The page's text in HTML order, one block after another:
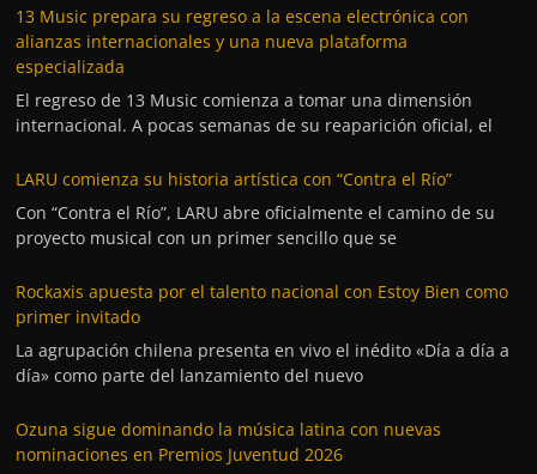
13 Music prepara su regreso a la escena electrónica con
alianzas internacionales y una nueva plataforma
especializada
El regreso de 13 Music comienza a tomar una dimensión
internacional. A pocas semanas de su reaparición oficial, el
LARU comienza su historia artística con “Contra el Río”
Con “Contra el Río”, LARU abre oficialmente el camino de su
proyecto musical con un primer sencillo que se
Rockaxis apuesta por el talento nacional con Estoy Bien como
primer invitado
La agrupación chilena presenta en vivo el inédito «Día a día a
día» como parte del lanzamiento del nuevo
Ozuna sigue dominando la música latina con nuevas
nominaciones en Premios Juventud 2026